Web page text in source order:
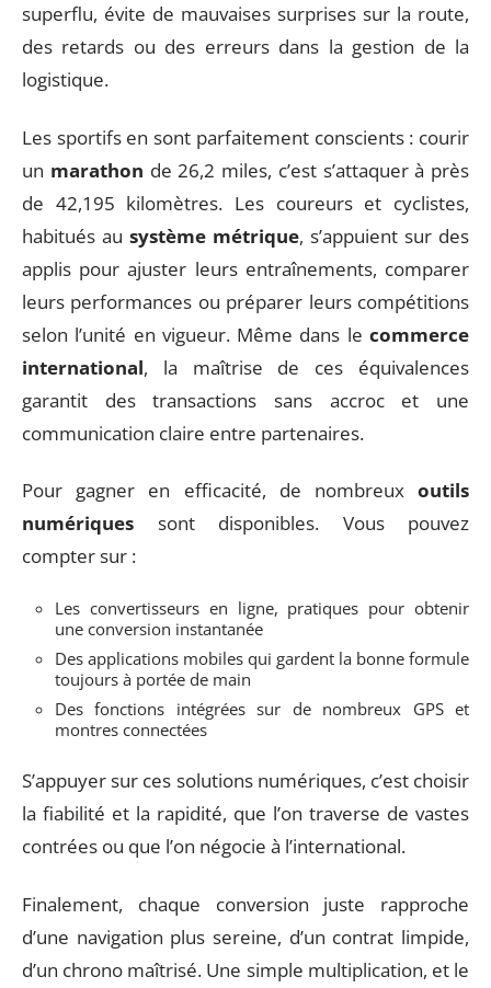
superflu, évite de mauvaises surprises sur la route,
des retards ou des erreurs dans la gestion de la
logistique.
Les sportifs en sont parfaitement conscients : courir
un marathon de 26,2 miles, c’est s’attaquer à près
de 42,195 kilomètres. Les coureurs et cyclistes,
habitués au système métrique, s’appuient sur des
applis pour ajuster leurs entraînements, comparer
leurs performances ou préparer leurs compétitions
selon l’unité en vigueur. Même dans le commerce
international, la maîtrise de ces équivalences
garantit des transactions sans accroc et une
communication claire entre partenaires.
Pour gagner en efficacité, de nombreux outils
numériques sont disponibles. Vous pouvez
compter sur :
Les convertisseurs en ligne, pratiques pour obtenir
une conversion instantanée
Des applications mobiles qui gardent la bonne formule
toujours à portée de main
Des fonctions intégrées sur de nombreux GPS et
montres connectées
S’appuyer sur ces solutions numériques, c’est choisir
la fiabilité et la rapidité, que l’on traverse de vastes
contrées ou que l’on négocie à l’international.
Finalement, chaque conversion juste rapproche
d’une navigation plus sereine, d’un contrat limpide,
d’un chrono maîtrisé. Une simple multiplication, et le